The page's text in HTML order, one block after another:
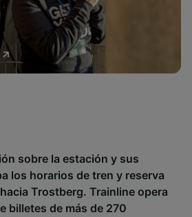
sobre la estación y sus
los horarios de tren y reserva
Trostberg. Trainline opera
billetes de más de 270